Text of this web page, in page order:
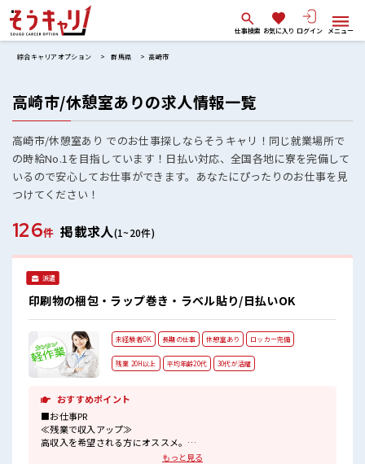
仕事検索 お気に入り ログイン メニュー
綜合キャリアオプション 群馬県 高崎市
高崎市/休憩室ありの求人情報一覧
高崎市/休憩室あり でのお仕事探しならそうキャリ！同じ就業場所で
の時給No.1を目指しています！日払い対応、全国各地に寮を完備して
いるので安心してお仕事ができます。あなたにぴったりのお仕事を見
つけてください！
126件 掲載求人(1~20件)
派遣
印刷物の梱包・ラップ巻き・ラベル貼り/日払いOK
未経験者OK 長期の仕事 休憩室あり ロッカー完備
残業 20H以上 平均年齢20代 30代が活躍
おすすめポイント
■お仕事PR
≪残業で収入アップ≫
高収入を希望される方にオススメ。
残業は月20時間以上あります♪もっと見る